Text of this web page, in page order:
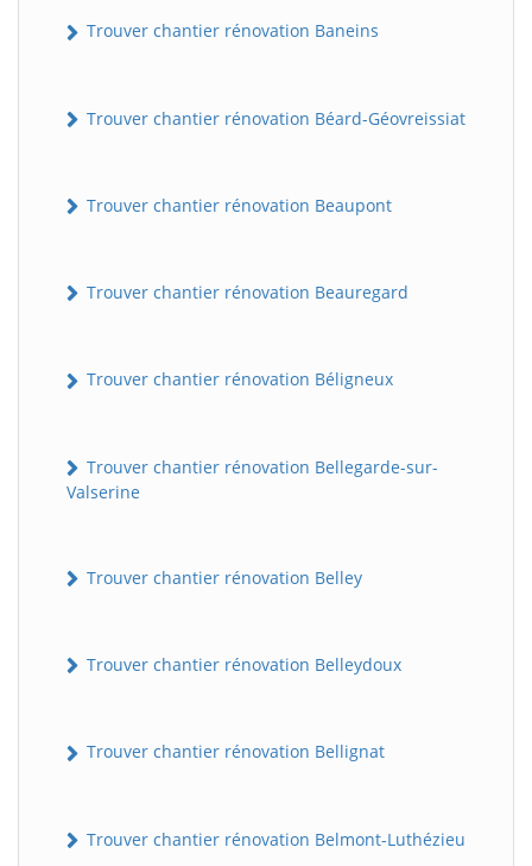
Trouver chantier rénovation Baneins
Trouver chantier rénovation Béard-Géovreissiat
Trouver chantier rénovation Beaupont
Trouver chantier rénovation Beauregard
Trouver chantier rénovation Béligneux
Trouver chantier rénovation Bellegarde-sur-
Valserine
Trouver chantier rénovation Belley
Trouver chantier rénovation Belleydoux
Trouver chantier rénovation Bellignat
Trouver chantier rénovation Belmont-Luthézieu